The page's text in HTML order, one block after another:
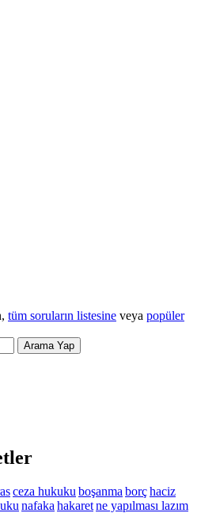
tüm soruların listesine veya popüler
ceza hukuku boşanma borçhaciz
nafaka hakaretne yapılması lazım